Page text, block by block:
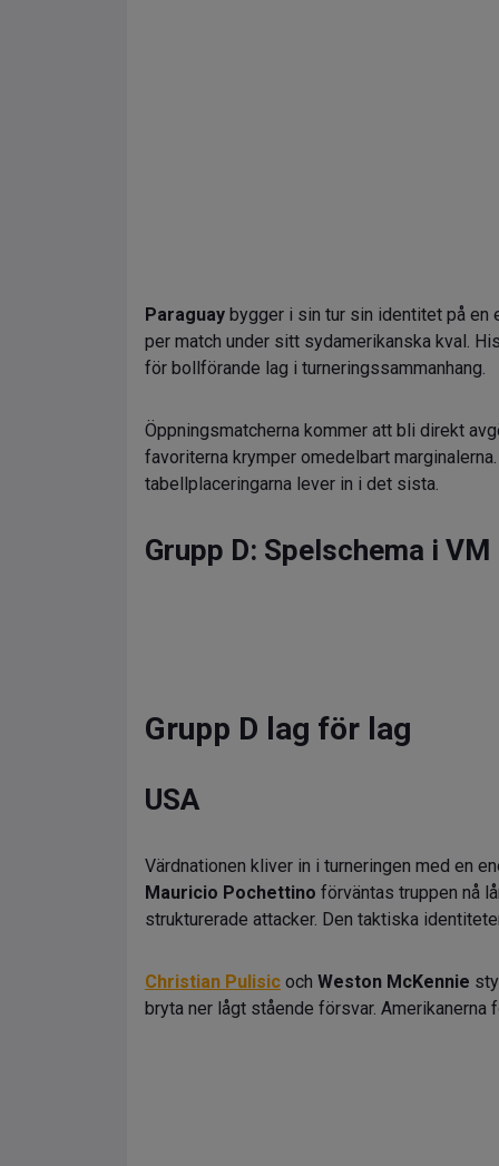
Paraguay bygger i sin tur sin identitet på en
per match under sitt sydamerikanska kval.
för bollförande lag i turneringssammanhang.
Öppningsmatcherna kommer att bli direkt
favoriterna krymper omedelbart
tabellplaceringarna lever in i det sista.
Grupp D: Spelschema i VM
Grupp D lag för lag
USA
Värdnationen kliver in i turneringen med en
Mauricio Pochettino förväntas truppen nå
strukturerade attacker. Den taktiska
Christian Pulisic och Weston McKennie
bryta ner lågt stående försvar.